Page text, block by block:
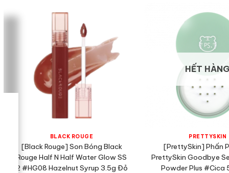
Ngoài bảng màu son
dưỡng cho môi luôn
chì, không làm thâm môi
BLACK ROUGE
[Black Rouge] Son Bóng Black
Rouge Half N Half Water Glow SS
2 #HG08 Hazelnut Syrup 3.5g Đỏ
HẾT HÀNG
PRETTYSKIN
[PrettySkin] Phấn
PrettySkin Goodbye
Powder Plus #Cica